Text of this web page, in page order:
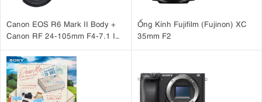
Canon EOS R6 Mark II Body +
Canon RF 24-105mm F4-7.1 IS
Ống Kính Fujifilm (Fujinon) XC
35mm F2